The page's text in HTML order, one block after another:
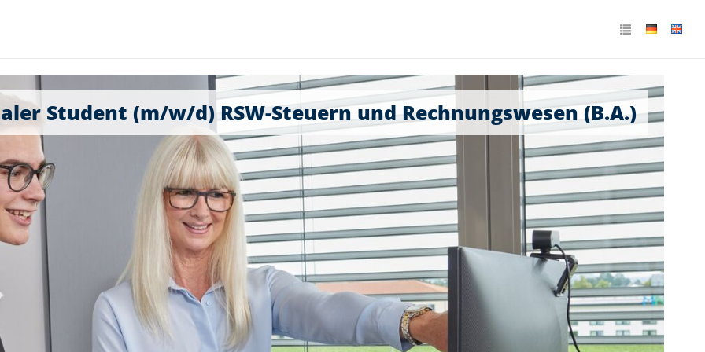
Student (m/w/d) RSW-Steuern und Rechnungswesen (B.A.)